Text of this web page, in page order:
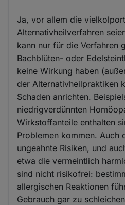
Ja, vor allem die
Alternativheilverfahren
kann nur für die Verfahren
Bachblüten- oder
keine Wirkung haben
der Alternativheilpraktiken
Schaden anrichten.
niedrigverdünnten
Wirkstoffanteile enthalten
Problemen kommen. Auch
ungeahnte Risiken, und
etwa die vermeintlich
sind nicht risikofrei:
allergischen Reaktionen
Gebrauch gar zu